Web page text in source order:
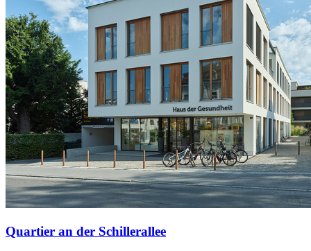
Quartier an der Schillerallee